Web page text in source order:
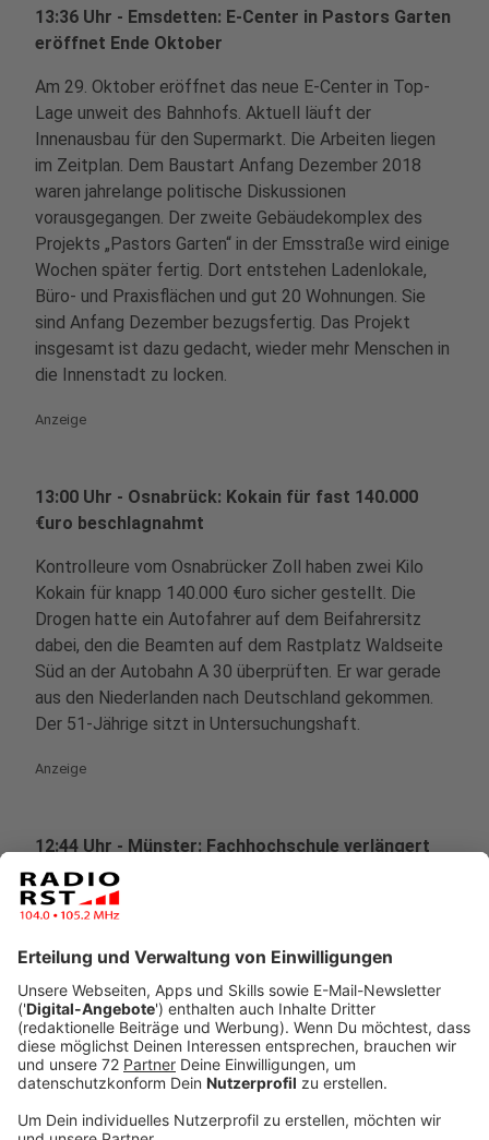
13:36 Uhr - Emsdetten: E-Center in Pastors Garten
eröffnet Ende Oktober
Am 29. Oktober eröffnet das neue E-Center in Top-
Lage unweit des Bahnhofs. Aktuell läuft der
Innenausbau für den Supermarkt. Die Arbeiten liegen
im Zeitplan. Dem Baustart Anfang Dezember 2018
waren jahrelange politische Diskussionen
vorausgegangen. Der zweite Gebäudekomplex des
Projekts „Pastors Garten“ in der Emsstraße wird einige
Wochen später fertig. Dort entstehen Ladenlokale,
Büro- und Praxisflächen und gut 20 Wohnungen. Sie
sind Anfang Dezember bezugsfertig. Das Projekt
insgesamt ist dazu gedacht, wieder mehr Menschen in
die Innenstadt zu locken.
Anzeige
13:00 Uhr - Osnabrück: Kokain für fast 140.000
€uro beschlagnahmt
Kontrolleure vom Osnabrücker Zoll haben zwei Kilo
Kokain für knapp 140.000 €uro sicher gestellt. Die
Drogen hatte ein Autofahrer auf dem Beifahrersitz
dabei, den die Beamten auf dem Rastplatz Waldseite
Süd an der Autobahn A 30 überprüften. Er war gerade
aus den Niederlanden nach Deutschland gekommen.
Der 51-Jährige sitzt in Untersuchungshaft.
Anzeige
12:44 Uhr - Münster: Fachhochschule verlängert
Einschreibefrist
Die Fachhochschule Münster mit ihrem Steinfurter
zulassungsfreie Studiengänge gibt es Fristen zum Teil
bis Ende September. Das kommende Wintersemester
ist – wie an den meisten Hochschulen – als
Hybridsemester geplant, als Mix aus
Präsenzveranstaltungen und Online-Lehre, sofern das
Corona-Infektionsgeschehen das zulässt. Ziel der FH
ist es dabei, so viel Präsenz wie möglich zu erhalten